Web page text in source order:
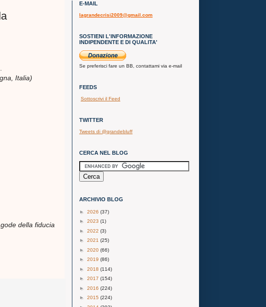
Italia)
della fiducia
E-MAIL
lagrandecrisi2009@gmail.com
SOSTIENI L'INFORMAZIONE
INDIPENDENTE E DI QUALITA'
Se preferisci fare un BB, contattami via e-mail
FEEDS
Sottoscrivi il Feed
TWITTER
Tweets di @grandebluff
CERCA NEL BLOG
ARCHIVIO BLOG
► 2026 (37)
► 2023 (1)
► 2022 (3)
► 2021 (25)
► 2020 (66)
► 2019 (86)
► 2018 (114)
► 2017 (154)
► 2016 (224)
► 2015 (224)